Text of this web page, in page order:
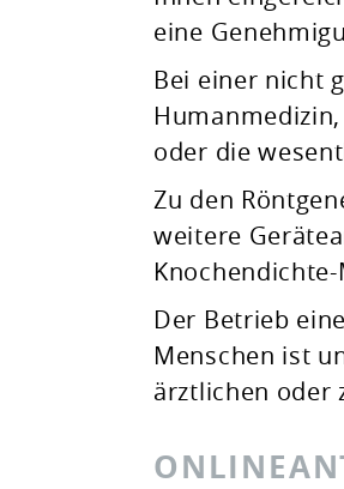
eine
Bei einer nicht
oder die
Zu den
weitere
Der Betrieb
Menschen ist
ärztlichen oder